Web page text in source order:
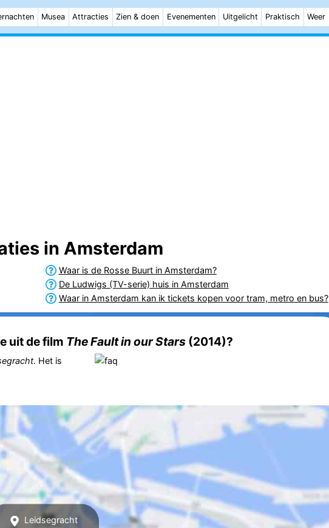
Musea Attracties Zien & doen Evenementen Uitgelicht Praktisch Weer
in Amsterdam
Waar is de Rosse Buurt in Amsterdam?
De Ludwigs (TV-serie) huis in Amsterdam
Waar in Amsterdam kan ik tickets kopen voor tram, metro en bus?
uit de film The Fault in our Stars(2014)?
. Het is
Leidsegracht